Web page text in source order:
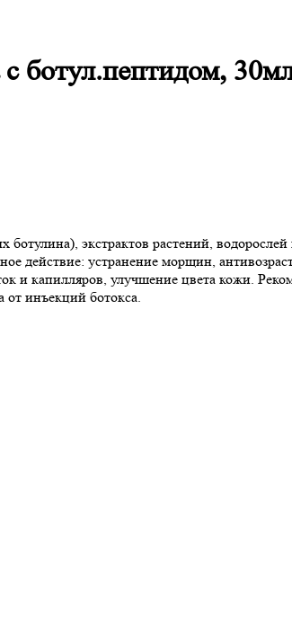
ботул.пептидом,
экстрактов растений,
действие:️ устранение морщин,
и капилляров,️ улучшение цвета кожи.
от инъекций ботокса.